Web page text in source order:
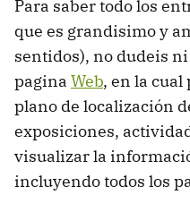
Para saber todo los
que es grandisimo y
sentidos), no dudeis
pagina Web, en la
plano de localización
exposiciones,
visualizar la
incluyendo todos los